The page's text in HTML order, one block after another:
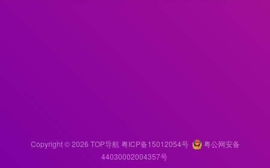
Copyright © 2026 TOP导航 粤ICP备15012054号
粤公网安备
44030002004357号